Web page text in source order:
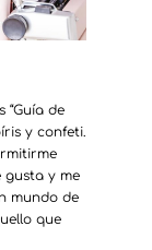
“Guía de
y confeti.
y me
mundo de
que